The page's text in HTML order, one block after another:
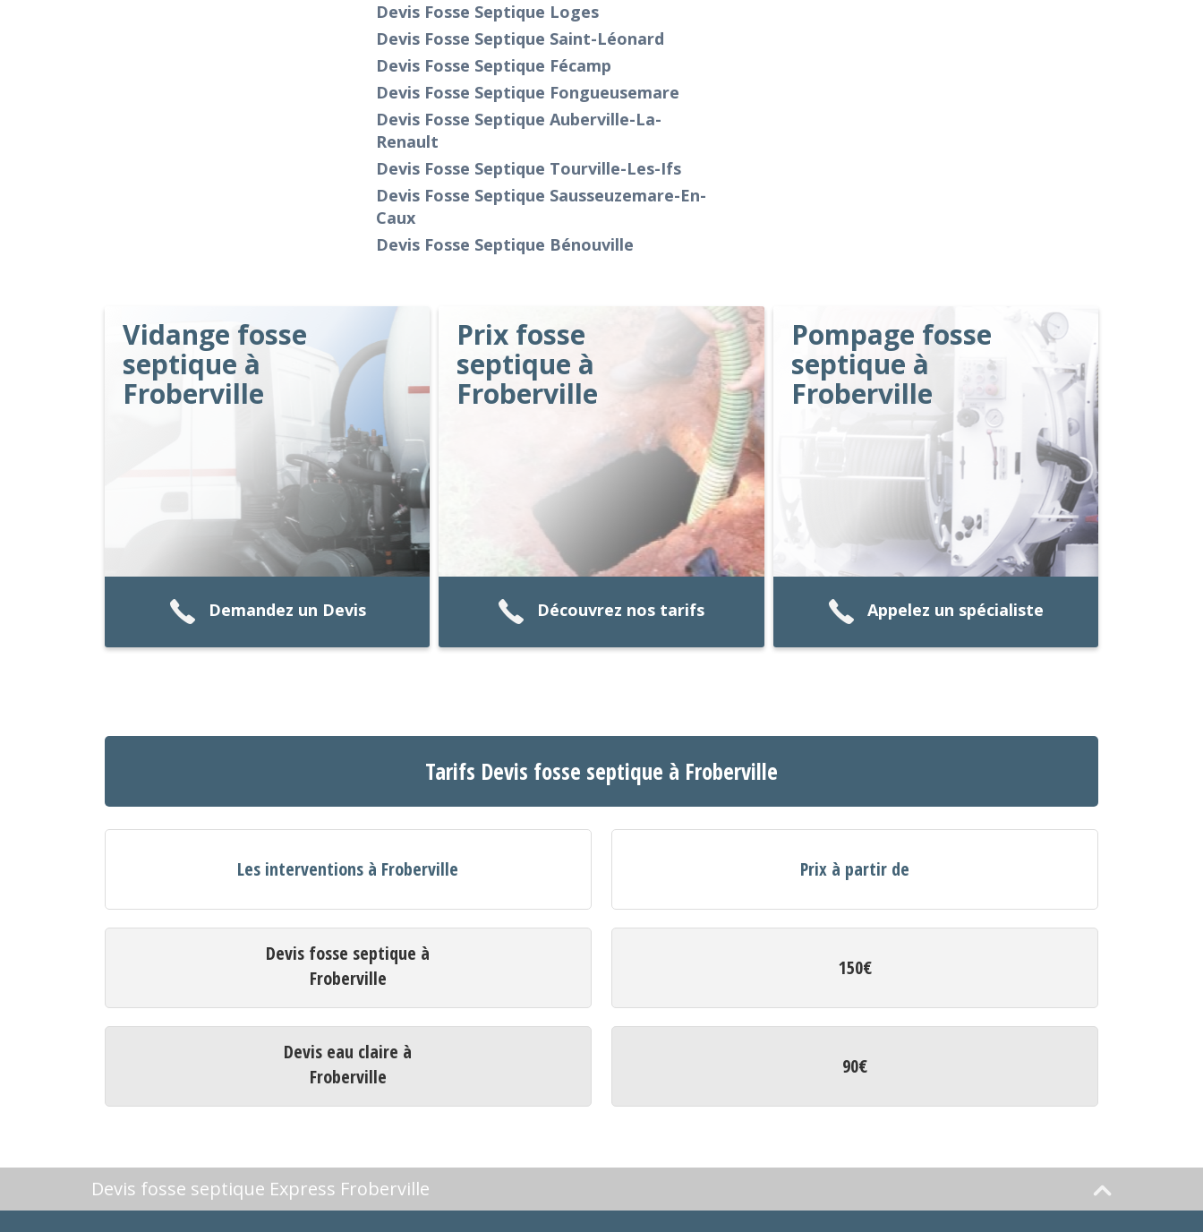
Devis Fosse Septique Loges
Devis Fosse Septique Saint-Léonard
Devis Fosse Septique Fécamp
Devis Fosse Septique Fongueusemare
Devis Fosse Septique Auberville-La-
Renault
Devis Fosse Septique Tourville-Les-Ifs
Devis Fosse Septique Sausseuzemare-En-
Caux
Devis Fosse Septique Bénouville
Vidange fosse
septique à
Froberville
Demandez un Devis
Prix fosse
septique à
Froberville
Découvrez nos tarifs
Pompage fosse
septique à
Froberville
Appelez un spécialiste
Tarifs Devis fosse septique à Froberville
Les interventions à Froberville Prix à partir de
Devis fosse septique à
Froberville
150€
Devis eau claire à
Froberville
90€
Devis fosse septique Express Froberville